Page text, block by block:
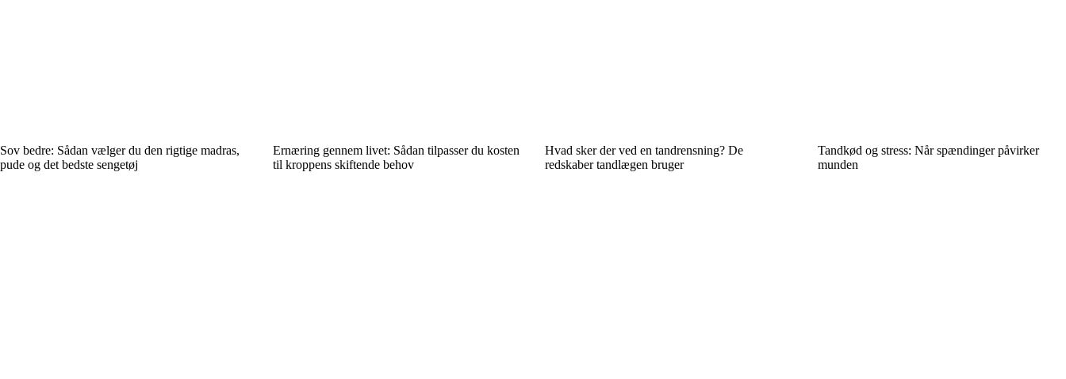
Sov bedre: Sådan vælger du den rigtige madras,
pude og det bedste sengetøj
Ernæring gennem livet: Sådan tilpasser du kosten
til kroppens skiftende behov
Hvad sker der ved en tandrensning? De
redskaber tandlægen bruger
Tandkød og stress: Når spændinger påvirker
munden